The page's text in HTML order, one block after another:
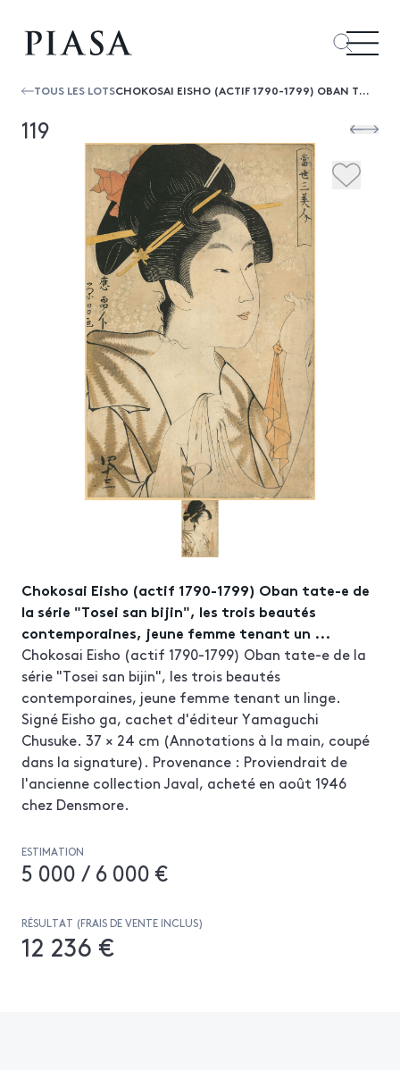
TOUS LES LOTS CHOKOSAI EISHO (ACTIF 1790-1799) OBAN TATE-E DE LA SÉRIE "TOSEI SAN BIJIN", LES TROIS BEAUTÉS CONTEMPORAINES, JEUNE FEMME TENANT UN ...
119
Chokosai Eisho (actif 1790-1799) Oban tate-e de
la série "Tosei san bijin", les trois beautés
contemporaines, jeune femme tenant un ...
Chokosai Eisho (actif 1790-1799) Oban tate-e de la
série "Tosei san bijin", les trois beautés
contemporaines, jeune femme tenant un linge.
Signé Eisho ga, cachet d'éditeur Yamaguchi
Chusuke. 37 × 24 cm (Annotations à la main, coupé
dans la signature). Provenance : Proviendrait de
l'ancienne collection Javal, acheté en août 1946
chez Densmore.
ESTIMATION
5 000 / 6 000 €
RÉSULTAT (FRAIS DE VENTE INCLUS)
12 236 €